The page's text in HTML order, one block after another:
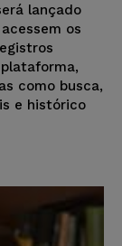
lançado
os
como busca,
e histórico